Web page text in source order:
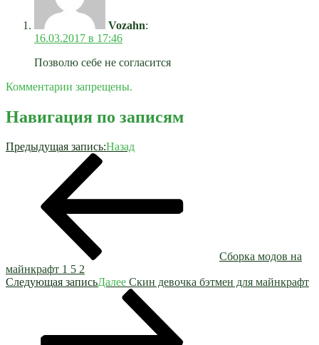
Vozahn:
16.03.2017 в 17:46
Позволю себе не согласится
Комментарии запрещены.
Навигация по записям
Предыдущая запись:Назад
Сборка модов на
майнкрафт 1 5 2
Следующая записьДалее Скин девочка бэтмен для майнкрафт